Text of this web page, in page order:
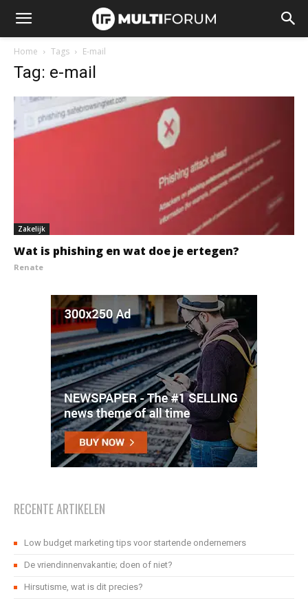
Home Tags E-mail
Tag: e-mail
Zakelijk
Wat is phishing en wat doe je ertegen?
Renate
RECENTE ARTIKELEN
Low budget marketing tips voor startende ondernemers
De vriendinnenvakantie; doen of niet?
Hirsutisme, wat is dit precies?